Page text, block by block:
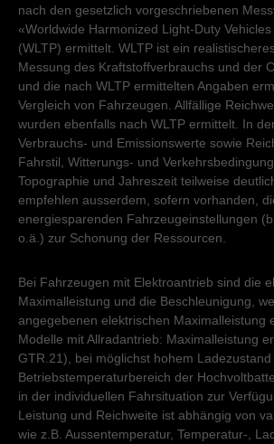
nach den gesetzlich vorgeschriebenen
«Worldwide Harmonized Light-Duty
(WLTP) ermittelt. WLTP ist ein
Messung des Kraftstoffverbrauchs und der
und die nach WLTP ermittelten Angaben
Vergleich von Fahrzeugen. Allfällige
wurden ebenfalls nach WLTP ermittelt. In
Verbrauchs- und Emissionswerte sowie
Fahrstil, Witterungs- und
Topographie und Jahreszeit teilweise
empfehlen ausserdem, sofern vorhanden,
energiesparenden Fahrzeugeinstellungen
o.ä.) zur Schonung der Ressourcen.
Bei Fahrzeugen mit Elektroantrieb sind die
Maximalleistung und die Beschleunigung,
angegebenen elektrischen Maximalleistung
Modelle mit Allradantrieb: Maximalleistung
GTR.21), bei möglichst hohem
Betriebstemperaturbereich der
in der individuellen Fahrsituation zur
Leistung und Reichweite ist abhängig von
wie z.B. Aussentemperatur, Temperatur-,